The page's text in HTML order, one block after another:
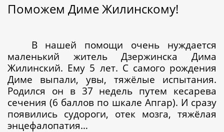
Поможем Диме Жилинскому!
В нашей помощи очень нуждается
маленький житель Дзержинска Дима
Жилинский. Ему 5 лет. С самого рождения
Диме выпали, увы, тяжёлые испытания.
Родился он в 37 недель путем кесарева
сечения (6 баллов по шкале Апгар). И сразу
появились судороги, отек мозга, тяжёлая
энцефалопатия…